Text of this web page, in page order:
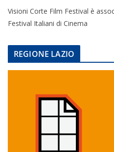
Visioni Corte Film Festival è
Festival Italiani di Cinema
REGIONE LAZIO